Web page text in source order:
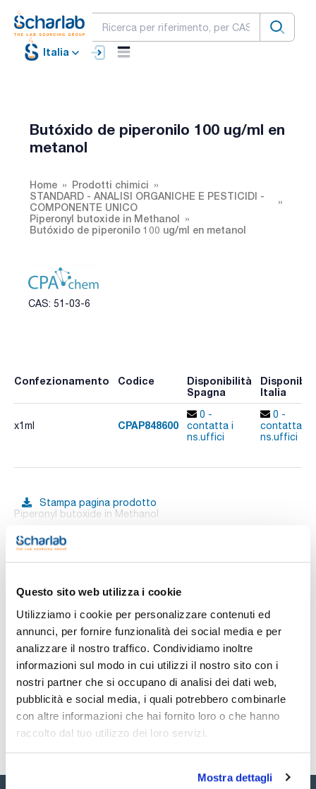
Questo sito web utilizza i cookie
Utilizziamo i cookie per personalizzare contenuti ed
annunci, per fornire funzionalità dei social media e per
analizzare il nostro traffico. Condividiamo inoltre
informazioni sul modo in cui utilizzi il nostro sito con i
nostri partner che si occupano di analisi dei dati web,
pubblicità e social media, i quali potrebbero combinarle
con altre informazioni che hai fornito loro o che hanno
raccolto dal tuo utilizzo dei loro servizi.
Mostra dettagli
Italia
Butóxido de piperonilo 100 ug/ml en
metanol
Home
Prodotti chimici
STANDARD - ANALISI ORGANICHE E PESTICIDI -
COMPONENTE UNICO
Piperonyl butoxide in Methanol
Butóxido de piperonilo 100 ug/ml en metanol
CAS: 51-03-6
Confezionamento Codice
Disponibilità
Spagna
Italia
x1ml CPAP848600
0 -
contatta i
ns.uffici
0 -
contatta i
ns.uffici
Stampa pagina prodotto
Piperonyl butoxide in Methanol
Vedi di più
Documentazione tecnica
TDS / Scheda tecnica
Registrati per i download
COA
Registrati per i download
SDS / Scheda di
Sicurezza
Registrati per i download